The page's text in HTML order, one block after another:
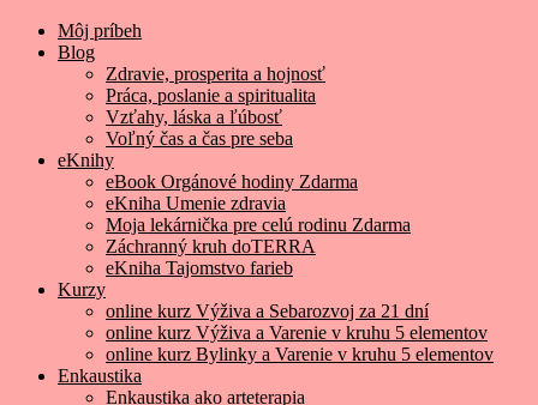
Môj príbeh
Blog
Zdravie, prosperita a hojnosť
Práca, poslanie a spiritualita
Vzťahy, láska a ľúbosť
Voľný čas a čas pre seba
eKnihy
eBook Orgánové hodiny Zdarma
eKniha Umenie zdravia
Moja lekárnička pre celú rodinu Zdarma
Záchranný kruh doTERRA
eKniha Tajomstvo farieb
Kurzy
online kurz Výživa a Sebarozvoj za 21 dní
online kurz Výživa a Varenie v kruhu 5 elementov
online kurz Bylinky a Varenie v kruhu 5 elementov
Enkaustika
Enkaustika ako arteterapia